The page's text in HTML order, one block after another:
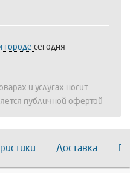
городе сегодня
и услугах носит
публичной офертой
Доставка